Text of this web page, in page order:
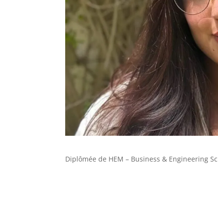
Diplômée de HEM – Business & Engineering